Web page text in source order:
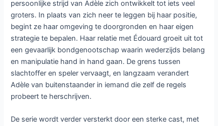
persoonlijke strijd van Adèle zich ontwikkelt tot iets veel
groters. In plaats van zich neer te leggen bij haar positie,
begint ze haar omgeving te doorgronden en haar eigen
strategie te bepalen. Haar relatie met Édouard groeit uit tot
een gevaarlijk bondgenootschap waarin wederzijds belang
en manipulatie hand in hand gaan. De grens tussen
slachtoffer en speler vervaagt, en langzaam verandert
Adèle van buitenstaander in iemand die zelf de regels
probeert te herschrijven.
De serie wordt verder versterkt door een sterke cast, met